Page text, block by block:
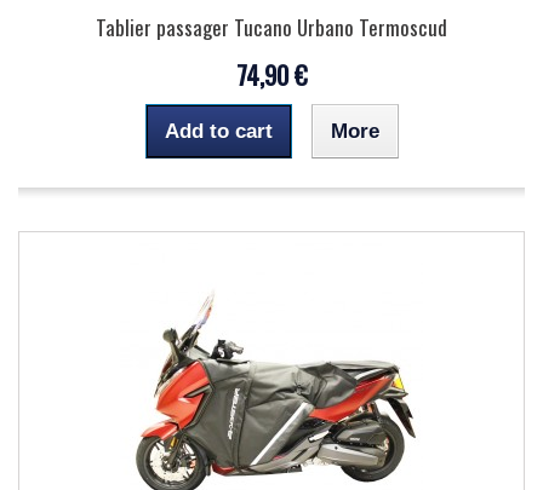
Tablier passager Tucano Urbano Termoscud
74,90 €
Add to cart More